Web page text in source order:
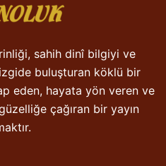
sahih dinî bilgiyi ve
buluşturan köklü bir
eden, hayata yön veren ve
çağıran bir yayın